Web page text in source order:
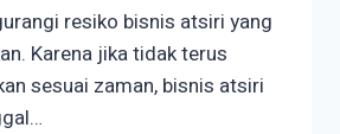
resiko bisnis atsiri yang
Karena jika tidak terus
sesuai zaman, bisnis atsiri